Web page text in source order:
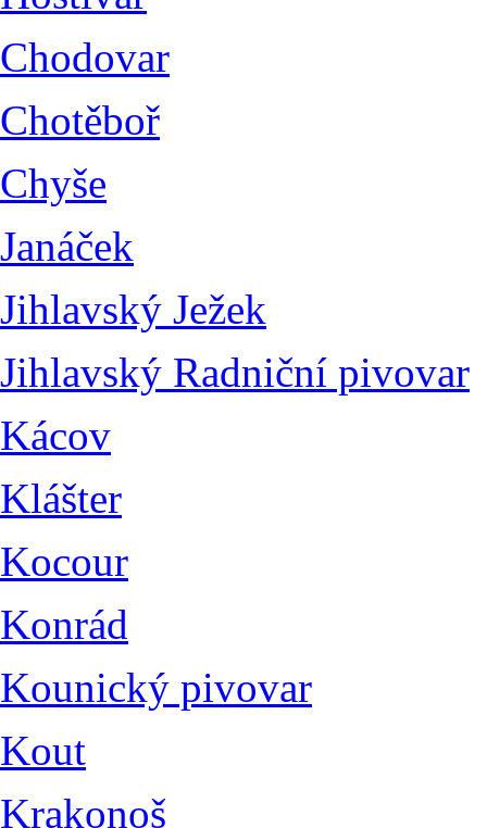
Chodovar
Chotěboř
Chyše
Janáček
Jihlavský Ježek
Jihlavský Radniční pivovar
Kácov
Klášter
Kocour
Konrád
Kounický pivovar
Kout
Krakonoš